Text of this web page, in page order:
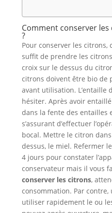
Comment conserver
?
Pour conserver les citrons,
suffit de prendre les
croix sur le dessus du
citrons doivent être bio de
avant utilisation. L’entaille
hésiter. Après avoir
dans la fente des entailles
s’assurant d’effectuer
bocal. Mettre le citron
dessus, le miel. Refermer
4 jours pour constater
conservateur mais il vous
conserver les citrons,
consommation. Par
utiliser rapidement le ou